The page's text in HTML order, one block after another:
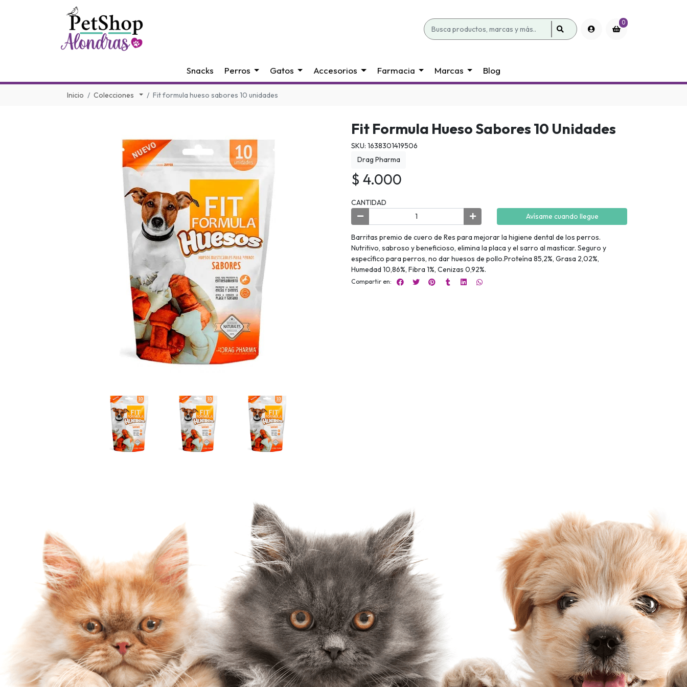
0
Snacks Perros Gatos Accesorios Farmacia Marcas Blog
Inicio Colecciones Fit formula hueso sabores 10 unidades
Fit Formula Hueso Sabores 10 Unidades
SKU: 1638301419506
Drag Pharma
$ 4.000
CANTIDAD
Avísame cuando llegue
Barritas premio de cuero de Res para mejorar la higiene dental de los perros.
Nutritivo, sabroso y beneficioso, elimina la placa y el sarro al masticar. Seguro y
específico para perros, no dar huesos de pollo.Proteína 85,2%, Grasa 2,02%,
Humedad 10,86%, Fibra 1%, Cenizas 0,92%.
Compartir en: